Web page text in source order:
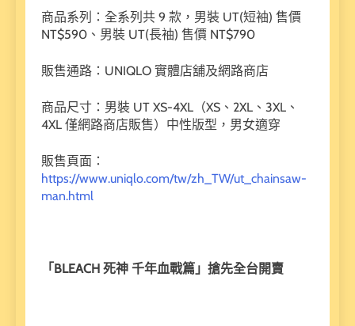
商品系列：全系列共 9 款，男裝 UT(短袖) 售價
NT$590、男裝 UT(長袖) 售價 NT$790
販售通路：UNIQLO 實體店舖及網路商店
商品尺寸：男裝 UT XS-4XL（XS、2XL、3XL、
4XL 僅網路商店販售）中性版型，男女適穿
販售頁面：
https://www.uniqlo.com/tw/zh_TW/ut_chainsaw-
man.html
「 BLEACH 死神 千年血戰篇」搶先全台開賣